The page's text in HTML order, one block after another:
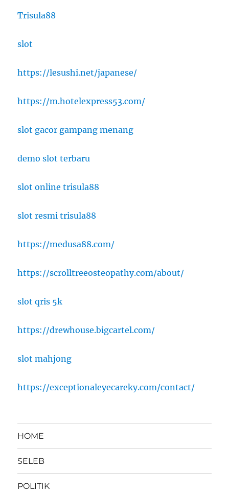
Trisula88
slot
https://lesushi.net/japanese/
https://m.hotelexpress53.com/
slot gacor gampang menang
demo slot terbaru
slot online trisula88
slot resmi trisula88
https://medusa88.com/
https://scrolltreeosteopathy.com/about/
slot qris 5k
https://drewhouse.bigcartel.com/
slot mahjong
https://exceptionaleyecareky.com/contact/
HOME
SELEB
POLITIK